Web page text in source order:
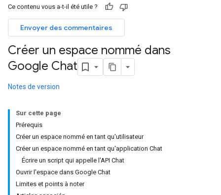
Ce contenu vous a-t-il été utile ?
Envoyer des commentaires
Créer un espace nommé dans
Google Chat
Notes de version
Sur cette page
Prérequis
Créer un espace nommé en tant qu'utilisateur
Créer un espace nommé en tant qu'application Chat
Écrire un script qui appelle l'API Chat
Ouvrir l'espace dans Google Chat
Limites et points à noter